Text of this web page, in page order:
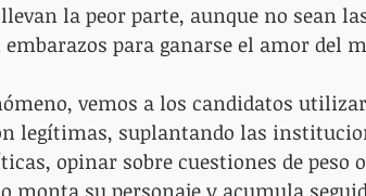
la peor parte, aunque no sean
embarazos para ganarse el amor del
vemos a los candidatos
legítimas, suplantando las
opinar sobre cuestiones de peso
monta su personaje y acumula